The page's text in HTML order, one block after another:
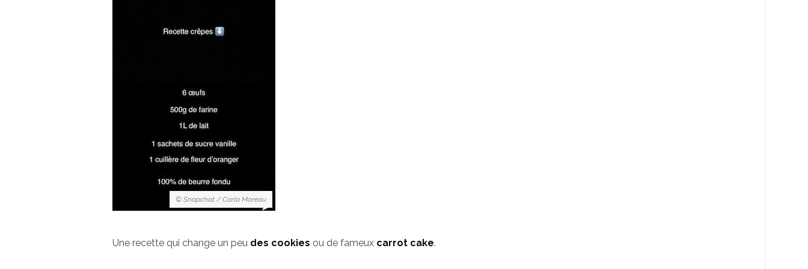
© Snapchat / Carla Moreau
Une recette qui change un peu des cookies ou de fameux carrot cake.